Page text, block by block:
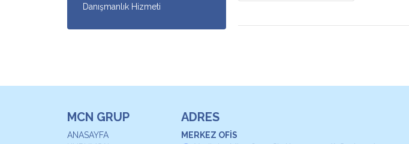
Danışmanlık Hizmeti
MCN GRUP
ANASAYFA
ADRES
MERKEZ OFİS